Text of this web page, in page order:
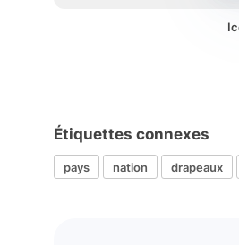
Étiquettes connexes
pays nation drapeaux